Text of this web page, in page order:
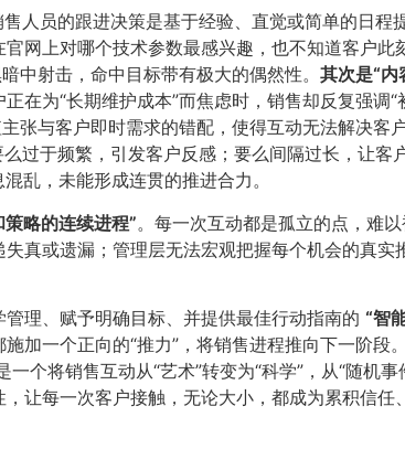
人员的跟进决策是基于经验、直觉或简单的日程
网上对哪个技术参数最感兴趣，也不知道客户此
中射击，命中目标带有极大的偶然性。​ 其次是“内
为“长期维护成本”而焦虑时，销售却反复强调“
张与客户即时需求的错配，使得互动无法解决客
过于频繁，引发客户反感；要么间隔过长，让客
乱，未能形成连贯的推进合力。
略的连续进程”​。每一次互动都是孤立的点，难
真或遗漏；管理层无法宏观把握每个机会的真实
理、赋予明确目标、并提供最佳行动指南的 ​“智
加一个正向的“推力”，将销售进程推向下一阶段
个将销售互动从“艺术”转变为“科学”，从“随机事
让每一次客户接触，无论大小，都成为累积信任